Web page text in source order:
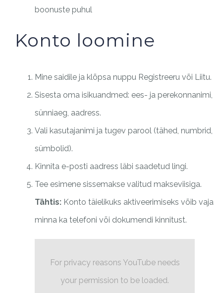
boonuste puhul
Konto loomine
Mine saidile ja klõpsa nuppu Registreeru või Liitu.
Sisesta oma isikuandmed: ees- ja perekonnanimi,
sünniaeg, aadress.
Vali kasutajanimi ja tugev parool (tähed, numbrid,
sümbolid).
Kinnita e-posti aadress läbi saadetud lingi.
Tee esimene sissemakse valitud makseviisiga.
Tähtis:Konto täielikuks aktiveerimiseks võib vaja
minna ka telefoni või dokumendi kinnitust.
For privacy reasons YouTube needs
your permission to be loaded.